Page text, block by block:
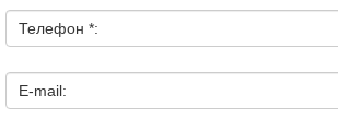
Телефон *:
E-mail: